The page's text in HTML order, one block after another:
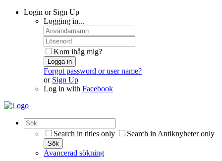
Login or Sign Up
Logging in...
Kom ihåg mig?
Logga in
Forgot password or user name?
or Sign Up
Log in with Facebook
Search in titles only Search in Antiknyheter only
Sök
Avancerad sökning